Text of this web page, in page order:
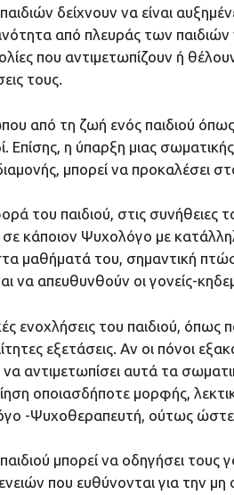
δείχνουν να είναι
από πλευράς των
που αντιμετωπίζουν ή
τους.
από τη ζωή ενός παιδιού
η ύπαρξη μιας
μπορεί να προκαλέσει
του παιδιού, στις συνήθειες
σε κάποιον Ψυχολόγο με
μαθήματά του, σημαντική
να απευθυνθούν οι γονείς-
του παιδιού, όπως
εξετάσεις. Αν οι πόνοι
αντιμετωπίσει αυτά τα
οποιασδήποτε μορφής,
-Ψυχοθεραπευτή, ούτως
μπορεί να οδηγήσει τους
που ευθύνονται για την